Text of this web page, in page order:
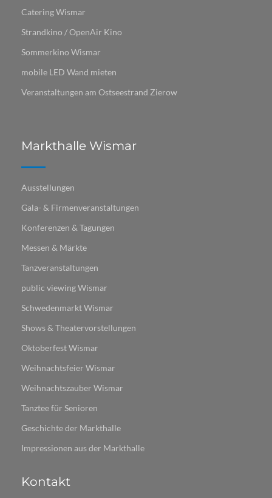
Catering Wismar
Strandkino / OpenAir Kino
Sommerkino Wismar
mobile LED Wand mieten
Veranstaltungen am Ostseestrand Zierow
Markthalle Wismar
Ausstellungen
Gala- & Firmenveranstaltungen
Konferenzen & Tagungen
Messen & Märkte
Tanzveranstaltungen
public viewing Wismar
Schwedenmarkt Wismar
Shows & Theatervorstellungen
Oktoberfest Wismar
Weihnachtsfeier Wismar
Weihnachtszauber Wismar
Tanztee für Senioren
Geschichte der Markthalle
Impressionen aus der Markthalle
Kontakt